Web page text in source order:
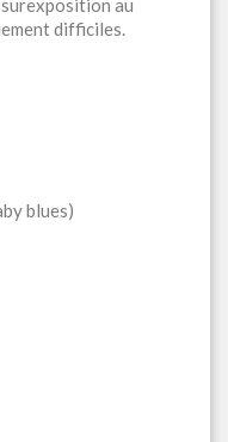
au
difficiles.
blues)